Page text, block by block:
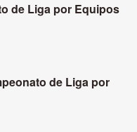
de Liga por Equipos
de Liga por